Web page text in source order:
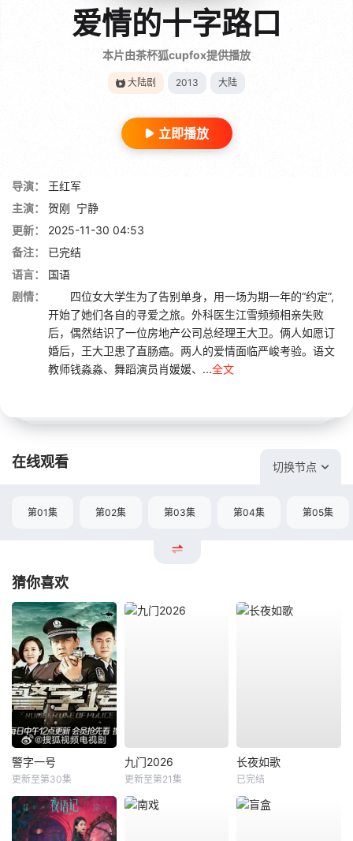
爱情的十字路口
本片由茶杯狐cupfox提供播放
大陆剧 2013 大陆
立即播放
导演：
王红军
主演：
贺刚 宁静
更新：
2025-11-30 04:53
备注：
已完结
语言：
国语
剧情：
四位女大学生为了告别单身，用一场为期一年的“约定”,
开始了她们各自的寻爱之旅。外科医生江雪频频相亲失败
后，偶然结识了一位房地产公司总经理王大卫。俩人如愿订
婚后，王大卫患了直肠癌。两人的爱情面临严峻考验。语文
教师钱淼淼、舞蹈演员肖媛媛、...全文
在线观看 切换节点
第01集 第02集 第03集 第04集 第05集
猜你喜欢
警字一号
更新至第30集
九门2026
更新至第21集
长夜如歌
已完结